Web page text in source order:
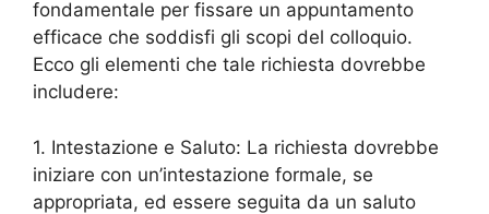
fondamentale per fissare un appuntamento
efficace che soddisfi gli scopi del colloquio.
Ecco gli elementi che tale richiesta dovrebbe
includere:
1. Intestazione e Saluto: La richiesta dovrebbe
iniziare con un’intestazione formale, se
appropriata, ed essere seguita da un saluto